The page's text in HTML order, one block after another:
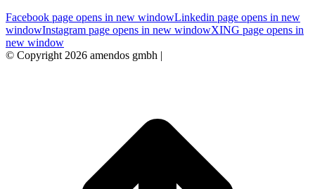
Facebook page opens in new windowLinkedin page opens in new
windowInstagram page opens in new windowXING page opens in
new window
© Copyright 2026 amendos gmbh |